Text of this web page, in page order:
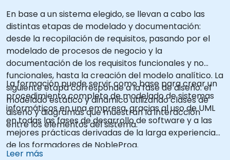
En base a un sistema elegido, se llevan a cabo las
distintas etapas de modelado y documentación:
desde la recopilación de requisitos, pasando por el
modelado de procesos de negocio y la
documentación de los requisitos funcionales y no
funcionales, hasta la creación del modelo analítico. La
siguiente etapa corresponde a la fase de diseño: el
modelado estático y dinámico utilizando clases de
diseño y diagramas que muestran la interacción
entre los elementos del sistema.
La formación puede servir como base para crear un
procedimiento completo de modelado de sistemas
informáticos en una empresa, gracias al uso de UML
en todas las fases de desarrollo de software y a las
mejores prácticas derivadas de la larga experiencia
de los formadores de NobleProg.
Leer más